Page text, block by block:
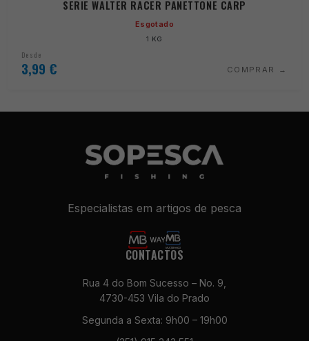
SERIE WALTER RACER PANETTONE CARP
Esgotado
1 KG
Desde
3,99 € COMPRAR
Especialistas em artigos de pesca
CONTACTOS
Rua 4 do Bom Sucesso – No. 9,
4730-453 Vila do Prado
Segunda a Sexta: 9h00 – 19h00